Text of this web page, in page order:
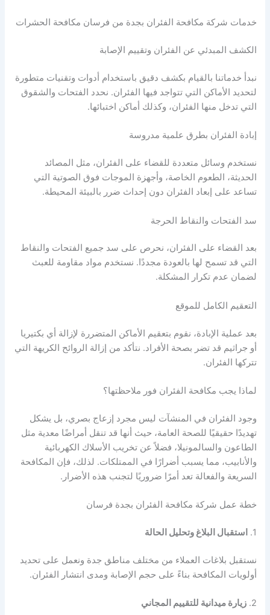
خدمات شركة مكافحة الفئران بجدة من فرسان مكافحة الحشرات
الكشف المبدئي عن الفئران وتقييم الإصابة
نبدأ خدماتنا بالقيام بكشف دقيق باستخدام أدوات وتقنيات متطورة
لتحديد الأماكن التي تتواجد فيها الفئران. نحدد الفتحات والشقوق
التي تدخل منها الفئران، وكذلك أماكن اختبائها.
إبادة الفئران بطرق علمية مدروسة
نستخدم وسائل متعددة للقضاء على الفئران، مثل المصائد
الحديثة، الطعوم الخاصة، وأجهزة الموجات فوق الصوتية التي
تساعد على إبعاد الفئران دون إحداث ضرر بالبيئة المحيطة.
سد الفتحات والنقاط الحرجة
بعد القضاء على الفئران، نحرص على سد جميع الفتحات والنقاط
التي قد تسمح لها بالعودة مجددًا. نستخدم مواد مقاومة للعبث
لضمان عدم تكرار المشكلة.
التعقيم الكامل للموقع
بعد عملية الإبادة، نقوم بتعقيم الأماكن المتضررة لإزالة أي بكتيريا
أو جراثيم قد تضر بصحة الأفراد. نتأكد من إزالة الروائح الكريهة التي
تتركها الفئران.
لماذا يجب مكافحة الفئران فور ملاحظتها؟
وجود الفئران في المنشآت ليس مجرد إزعاج بصري، بل يشكل
تهديدًا حقيقيًا للصحة العامة، حيث أنها قد تنقل أمراضًا معدية مثل
الطاعون والسالمونيلا، فضلاً عن تخريب الأسلاك الكهربائية
والأنابيب، مما يسبب أضرارًا في الممتلكات. لذلك، فإن المكافحة
السريعة والفعالة تعد أمرًا ضروريًا لتجنب هذه الأضرار.
خطة عمل شركة مكافحة الفئران بجدة فرسان
1. استقبال البلاغ وتحليل الحالة
نستقبل بلاغات العملاء من مختلف مناطق جدة ونعمل على تحديد
أولويات المكافحة بناءً على حجم الإصابة ومدى انتشار الفئران.
2. زيارة ميدانية للتقييم المجاني